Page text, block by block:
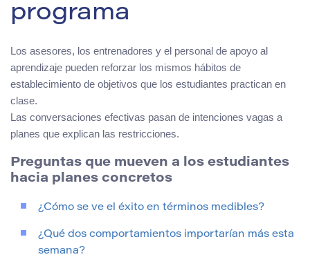
programa
Los asesores, los entrenadores y el personal de apoyo al
aprendizaje pueden reforzar los mismos hábitos de
establecimiento de objetivos que los estudiantes practican en
clase.
Las conversaciones efectivas pasan de intenciones vagas a
planes que explican las restricciones.
Preguntas que mueven a los estudiantes
hacia planes concretos
¿Cómo se ve el éxito en términos medibles?
¿Qué dos comportamientos importarían más esta
semana?